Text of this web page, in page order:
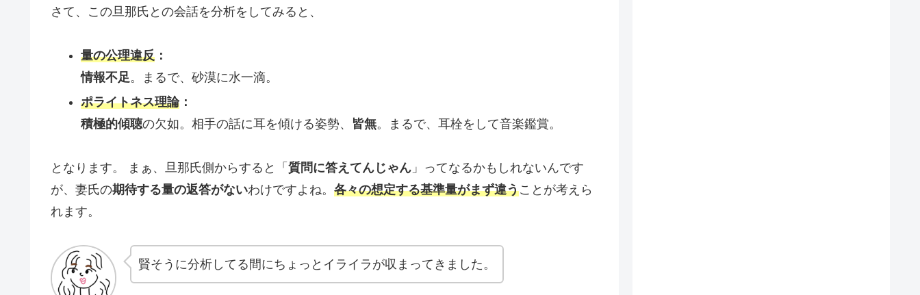
さて、この旦那氏との会話を分析をしてみると、
量の公理違反：
情報不足。まるで、砂漠に水一滴。
ポライトネス理論：
積極的傾聴の欠如。相手の話に耳を傾ける姿勢、 皆無。まるで、耳栓をして音楽鑑賞。
となります。 まぁ、旦那氏側からすると「 質問に答えてんじゃん 」ってなるかもしれないんです
が、妻氏の期待する量の返答がないわけですよね。 各々の想定する基準量がまず違うことが考えら
れます。
賢そうに分析してる間にちょっとイライラが収まってきました。